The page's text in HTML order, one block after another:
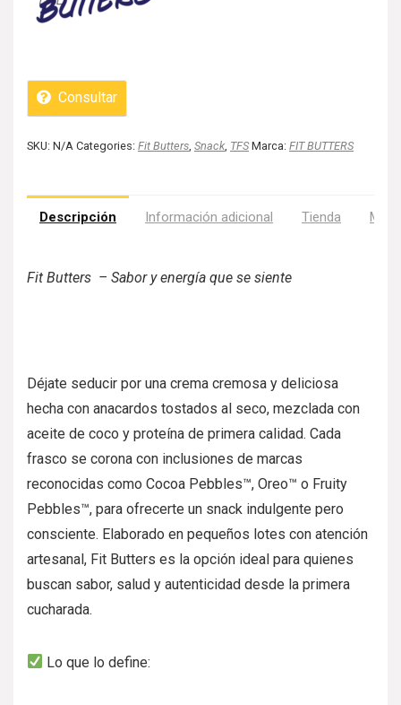
Consultar
SKU: N/A Categories: Fit Butters Snack TFS Marca: FIT BUTTERS
Descripción Información adicional Tienda Más
Fit Butters – Sabor y energía que se siente
Déjate seducir por una crema cremosa y deliciosa
hecha con anacardos tostados al seco, mezclada con
aceite de coco y proteína de primera calidad. Cada
frasco se corona con inclusiones de marcas
reconocidas como Cocoa Pebbles™, Oreo™ o Fruity
Pebbles™, para ofrecerte un snack indulgente pero
consciente. Elaborado en pequeños lotes con atención
artesanal, Fit Butters es la opción ideal para quienes
buscan sabor, salud y autenticidad desde la primera
cucharada.
Lo que lo define: